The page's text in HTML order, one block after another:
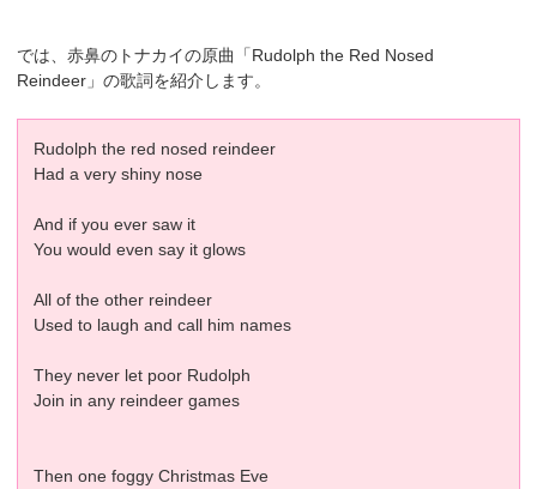
では、赤鼻のトナカイの原曲「Rudolph the Red Nosed
Reindeer」の歌詞を紹介します。
Rudolph the red nosed reindeer
Had a very shiny nose
And if you ever saw it
You would even say it glows
All of the other reindeer
Used to laugh and call him names
They never let poor Rudolph
Join in any reindeer games
Then one foggy Christmas Eve